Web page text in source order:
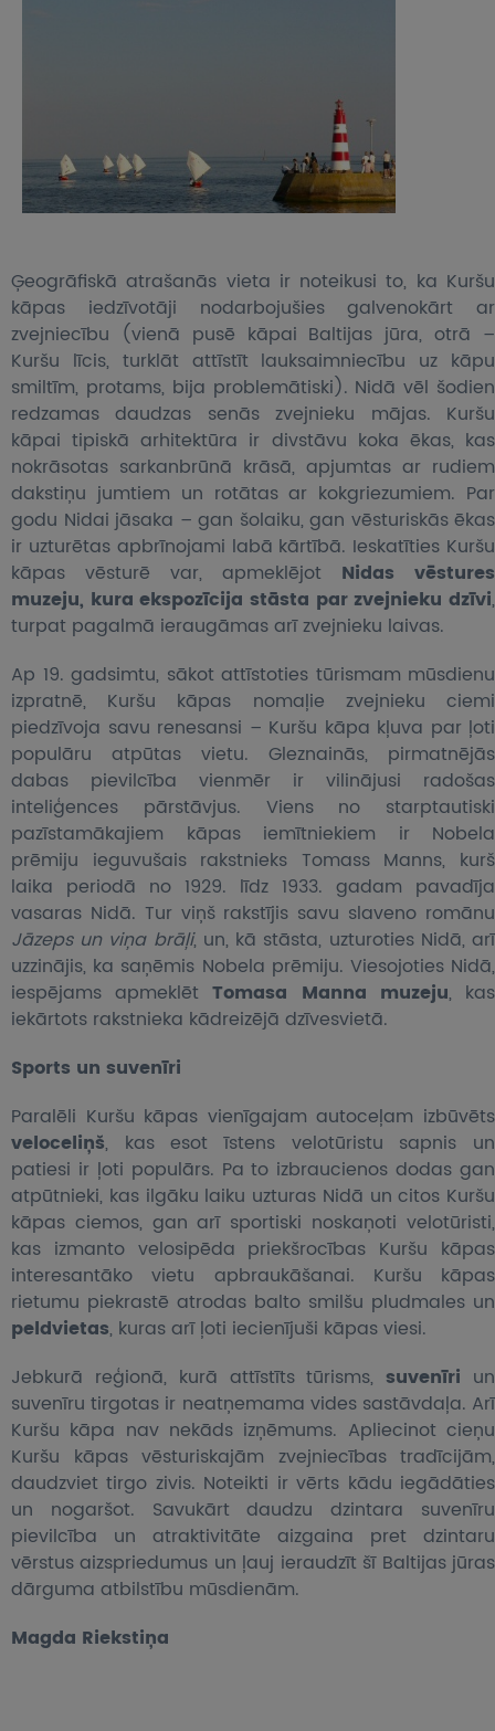
Ģeogrāfiskā atrašanās vieta ir noteikusi to, ka Kuršu
kāpas iedzīvotāji nodarbojušies galvenokārt ar
zvejniecību (vienā pusē kāpai Baltijas jūra, otrā –
Kuršu līcis, turklāt attīstīt lauksaimniecību uz kāpu
smiltīm, protams, bija problemātiski). Nidā vēl šodien
redzamas daudzas senās zvejnieku mājas. Kuršu
kāpai tipiskā arhitektūra ir divstāvu koka ēkas, kas
nokrāsotas sarkanbrūnā krāsā, apjumtas ar rudiem
dakstiņu jumtiem un rotātas ar kokgriezumiem. Par
godu Nidai jāsaka – gan šolaiku, gan vēsturiskās ēkas
ir uzturētas apbrīnojami labā kārtībā. Ieskatīties Kuršu
kāpas vēsturē var, apmeklējot Nidas vēstures
muzeju, kura ekspozīcija stāsta par zvejnieku dzīvi,
turpat pagalmā ieraugāmas arī zvejnieku laivas.
Ap 19. gadsimtu, sākot attīstoties tūrismam mūsdienu
izpratnē, Kuršu kāpas nomaļie zvejnieku ciemi
piedzīvoja savu renesansi – Kuršu kāpa kļuva par ļoti
populāru atpūtas vietu. Gleznainās, pirmatnējās
dabas pievilcība vienmēr ir vilinājusi radošas
inteliģences pārstāvjus. Viens no starptautiski
pazīstamākajiem kāpas iemītniekiem ir Nobela
prēmiju ieguvušais rakstnieks Tomass Manns, kurš
laika periodā no 1929. līdz 1933. gadam pavadīja
vasaras Nidā. Tur viņš rakstījis savu slaveno romānu
Jāzeps un viņa brāļi, un, kā stāsta, uzturoties Nidā, arī
uzzinājis, ka saņēmis Nobela prēmiju. Viesojoties Nidā,
iespējams apmeklētTomasa Manna muzeju, kas
iekārtots rakstnieka kādreizējā dzīvesvietā.
Sports un suvenīri
Paralēli Kuršu kāpas vienīgajam autoceļam izbūvēts
veloceliņš, kas esot īstens velotūristu sapnis un
patiesi ir ļoti populārs. Pa to izbraucienos dodas gan
atpūtnieki, kas ilgāku laiku uzturas Nidā un citos Kuršu
kāpas ciemos, gan arī sportiski noskaņoti velotūristi,
kas izmanto velosipēda priekšrocības Kuršu kāpas
interesantāko vietu apbraukāšanai. Kuršu kāpas
rietumu piekrastē atrodas balto smilšu pludmales un
peldvietas, kuras arī ļoti iecienījuši kāpas viesi.
Jebkurā reģionā, kurā attīstīts tūrisms,suvenīri un
suvenīru tirgotas ir neatņemama vides sastāvdaļa. Arī
Kuršu kāpa nav nekāds izņēmums. Apliecinot cieņu
Kuršu kāpas vēsturiskajām zvejniecības tradīcijām,
daudzviet tirgo zivis. Noteikti ir vērts kādu iegādāties
un nogaršot. Savukārt daudzu dzintara suvenīru
pievilcība un atraktivitāte aizgaina pret dzintaru
vērstus aizspriedumus un ļauj ieraudzīt šī Baltijas jūras
dārguma atbilstību mūsdienām.
Magda Riekstiņa